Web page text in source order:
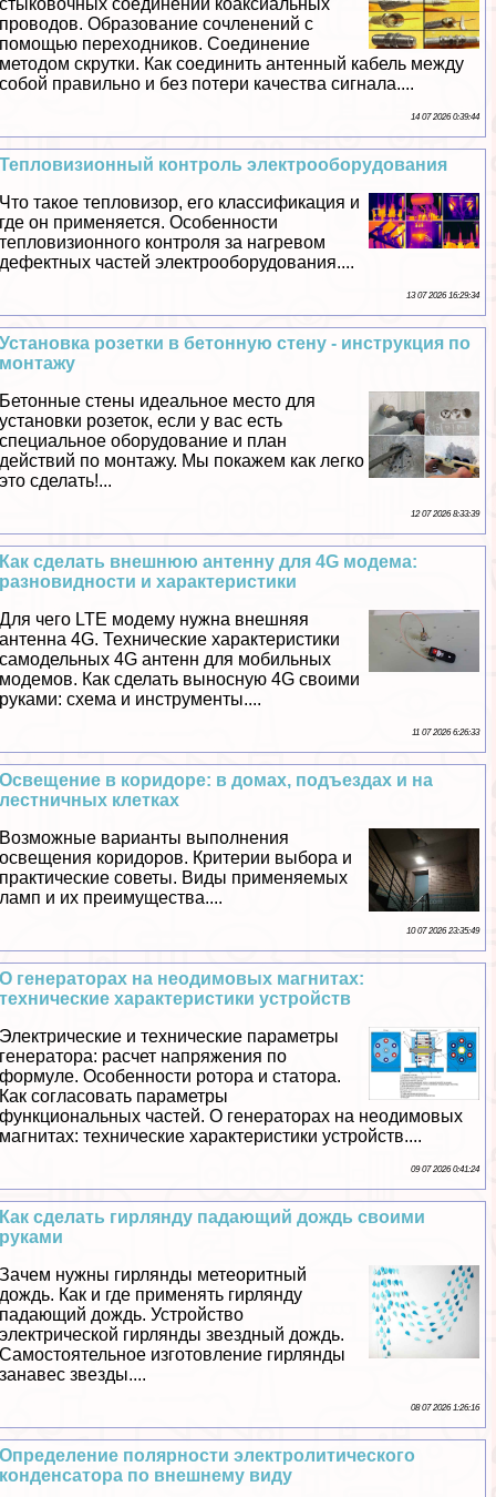
стыковочных соединений коаксиальных
проводов. Образование сочлeнений с
помощью переходников. Соединение
методом скрутки. Как соединить антенный кабель между
собой правильно и без потери качества сигнала....
14 07 2026 0:39:44
Тепловизионный контроль электрооборудования
Что такое тепловизор, его классификация и
где он применяется. Особенности
тепловизионного контроля за нагревом
дефектных частей электрооборудования....
13 07 2026 16:29:34
Установка розетки в бетонную стену - инструкция по
монтажу
Бетонные стены идеальное место для
установки розеток, если у вас есть
специальное оборудование и план
действий по монтажу. Мы покажем как легко
это сделать!...
12 07 2026 8:33:39
Как сделать внешнюю антенну для 4G модема:
разновидности и хаpaктеристики
Для чего LTE модему нужна внешняя
антенна 4G. Технические хаpaктеристики
самодельных 4G антенн для мобильных
модемов. Как сделать выносную 4G своими
руками: схема и инструменты....
11 07 2026 6:26:33
Освещение в коридоре: в домах, подъездах и на
лестничных клетках
Возможные варианты выполнения
освещения коридоров. Критерии выбора и
пpaктические советы. Виды применяемых
ламп и их преимущества....
10 07 2026 23:35:49
О генераторах на неодимовых магнитах:
технические хаpaктеристики устройств
Электрические и технические параметры
генератора: расчет напряжения по
формуле. Особенности ротора и статора.
Как согласовать параметры
функциональных частей. О генераторах на неодимовых
магнитах: технические хаpaктеристики устройств....
09 07 2026 0:41:24
Как сделать гирлянду падающий дождь своими
руками
Зачем нужны гирлянды метеоритный
дождь. Как и где применять гирлянду
падающий дождь. Устройство
электрической гирлянды звездный дождь.
Самостоятельное изготовление гирлянды
занавес звезды....
08 07 2026 1:26:16
Определение полярности электролитического
конденсатора по внешнему виду